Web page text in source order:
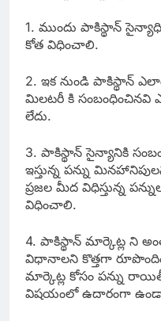
1. ముందు పాకిస్థాన్
కోత విధించాలి.
2. ఇక నుండి పాకిస్థాన్
మిలటరీ కి సంబంధించినవి
లేదు.
3. పాకిస్థాన్ సైన్యానికి
ఇస్తున్న పన్ను
ప్రజల మీద విధిస్తున్న
విధించాలి.
4. పాకిస్థాన్ మార్కెట్ల ని
విధానాలని కొత్తగా
మార్కెట్ల కోసం పన్ను
విషయంలో ఉదారంగా